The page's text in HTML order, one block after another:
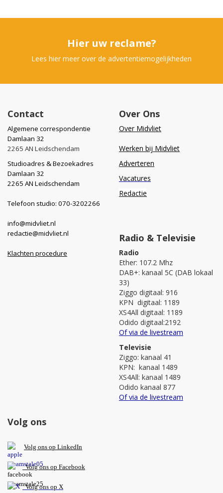
Hier uw reclame?
Lees hier meer over de advertentiemogelijkheden
Contact
Algemene correspondentie
Damlaan 32
2265 AN Leidschendam
Studioadres & Bezoekadres
Damlaan 32
2265 AN Leidschendam
Telefoon studio: 070-3202266
info@midvliet.nl
redactie@midvliet.nl
Klachten procedure
Over Ons
Over Midvliet
Werken bij Midvliet
Adverteren
Vacatures
Redactie
Radio & Televisie
Radio
Ether: 107.2 Mhz
DAB+: kanaal 5C (DAB lokaal
33)
Ziggo digitaal: 916
KPN digitaal: 1189
XS4All digitaal: 1189
Odido digitaal:2192
Of via de livestream
Televisie
Ziggo: kanaal 41
KPN: kanaal 1489
XS4All: kanaal 1489
Odido kanaal 877
Of via de livestream
Volg ons
Volg ons op LinkedIn
Volg ons op Facebook
Volg ons op X